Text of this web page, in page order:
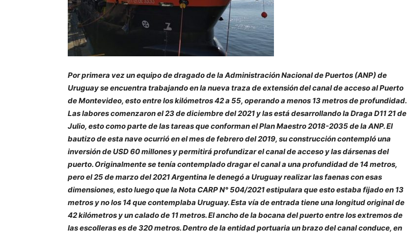
Por primera vez un equipo de dragado de la Administración Nacional de Puertos (ANP) de
Uruguay se encuentra trabajando en la nueva traza de extensión del canal de acceso al Puerto
de Montevideo, esto entre los kilómetros 42 a 55, operando a menos 13 metros de profundidad.
Las labores comenzaron el 23 de diciembre del 2021 y las está desarrollando la Draga D11 21 de
Julio, esto como parte de las tareas que conforman el Plan Maestro 2018-2035 de la ANP. El
bautizo de esta nave ocurrió en el mes de febrero del 2019, su construcción contempló una
inversión de USD 60 millones y permitirá profundizar el canal de acceso y las dársenas del
puerto. Originalmente se tenía contemplado dragar el canal a una profundidad de 14 metros,
pero el 25 de marzo del 2021 Argentina le denegó a Uruguay realizar las faenas con esas
dimensiones, esto luego que la Nota CARP N° 504/2021 estipulara que esto estaba fijado en 13
metros y no los 14 que contemplaba Uruguay. Esta vía de entrada tiene una longitud original de
42 kilómetros y un calado de 11 metros. El ancho de la bocana del puerto entre los extremos de
las escolleras es de 320 metros. Dentro de la entidad portuaria un brazo del canal conduce, en